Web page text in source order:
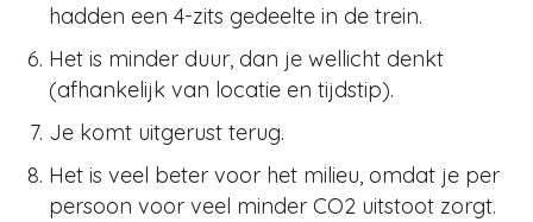
hadden een 4-zits gedeelte in de trein.
Het is minder duur, dan je wellicht denkt
(afhankelijk van locatie en tijdstip).
Je komt uitgerust terug.
Het is veel beter voor het milieu, omdat je per
persoon voor veel minder CO2 uitstoot zorgt.